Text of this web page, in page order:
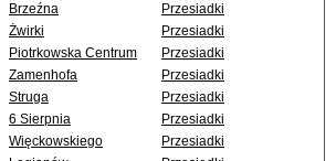
Brzeźna
Przesiadki
Żwirki
Przesiadki
Piotrkowska Centrum
Przesiadki
Zamenhofa
Przesiadki
Struga
Przesiadki
6 Sierpnia
Przesiadki
Więckowskiego
Przesiadki